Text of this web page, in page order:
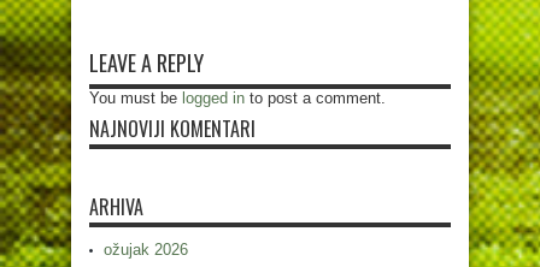
LEAVE A REPLY
You must be logged in to post a comment.
NAJNOVIJI KOMENTARI
ARHIVA
ožujak 2026